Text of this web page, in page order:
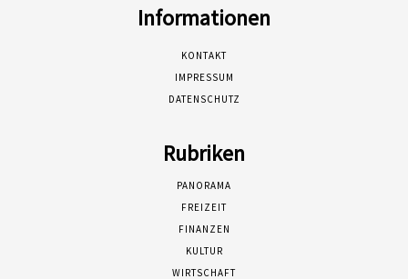
Informationen
KONTAKT
IMPRESSUM
DATENSCHUTZ
Rubriken
PANORAMA
FREIZEIT
FINANZEN
KULTUR
WIRTSCHAFT